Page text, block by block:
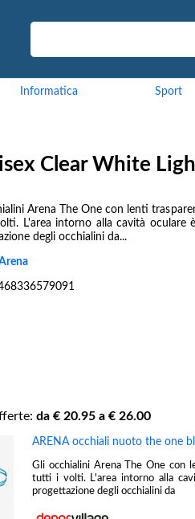
Informatica Sport
Clear White
Arena The One con lenti
L'area intorno alla cavità oculare
degli occhialini da...
da € 20.95 a € 26.00
ARENA occhiali nuoto the one
Gli occhialini Arena The One con
tutti i volti. L'area intorno alla
progettazione degli occhialini da